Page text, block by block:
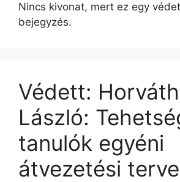
Nincs kivonat, mert ez egy
bejegyzés.
Védett: Horváth
László:
tanulók egyéni
átvezetési terve